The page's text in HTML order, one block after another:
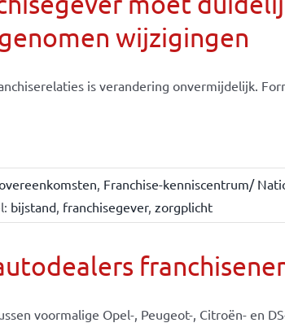
wijzigingen
is verandering onvermijdelijk.
, Franchise-kenniscentrum/
bijstand, franchisegever, zorgplicht
voormalige Opel-, Peugeot-, Citroën- en